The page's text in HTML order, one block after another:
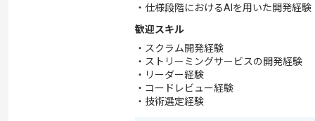
・仕様段階におけるAIを用いた開発経験
歓迎スキル
・スクラム開発経験
・ストリーミングサービスの開発経験
・リーダー経験
・コードレビュー経験
・技術選定経験